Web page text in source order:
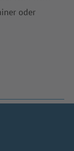
oder